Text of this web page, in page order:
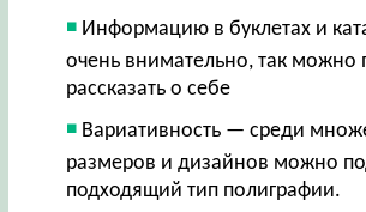
Информацию в буклетах и
очень внимательно, так можно
рассказать о себе
Вариативность — среди
размеров и дизайнов можно
подходящий тип полиграфии.